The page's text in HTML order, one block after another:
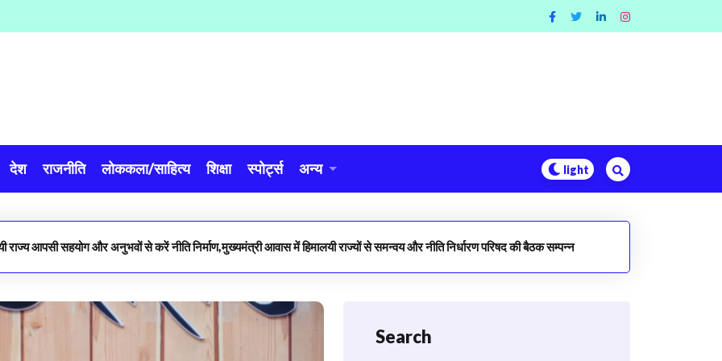
देश राजनीति लोककला/साहित्य शिक्षा स्पोर्ट्स अन्य
राज्य आपसी सहयोग और अनुभवों से करें नीति निर्माण,मुख्यमंत्री आवास में हिमालयी राज्यों से समन्वय और नीति निर्धारण परिषद की बैठक सम्पन्न
Search